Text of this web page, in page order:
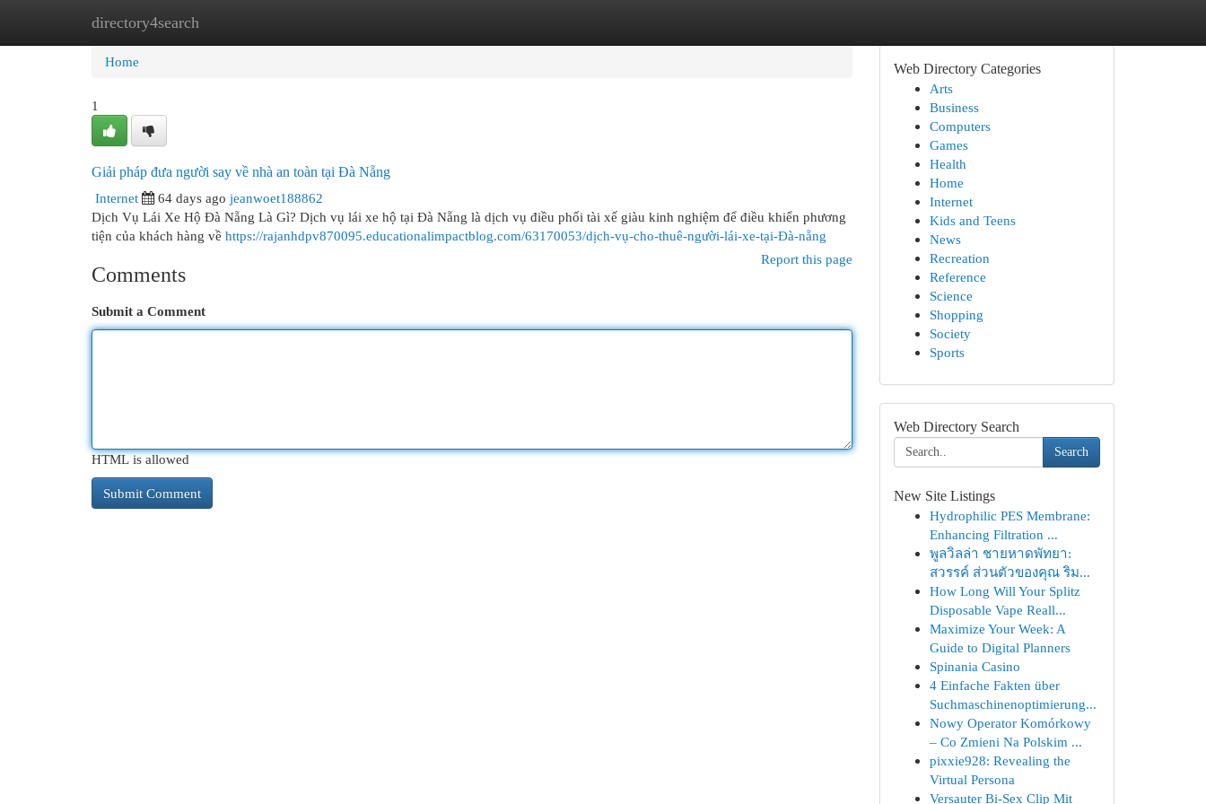
directory4search
Home New Site Listings
Home
1
Giải pháp đưa người say về nhà an toàn tại Đà Nẵng
Internet
64 days ago jeanwoet188862
Dịch Vụ Lái Xe Hộ Đà Nẵng Là Gì? Dịch vụ lái xe hộ tại Đà Nẵng là dịch vụ điều phối tài xế giàu kinh nghiệm để điều khiển phương
tiện của khách hàng về https://rajanhdpv870095.educationalimpactblog.com/63170053/dịch-vụ-cho-thuê-người-lái-xe-tại-Đà-nẵng
Report this page
Comments
Submit a Comment
HTML is allowed
Web Directory Categories
Arts
Business
Computers
Games
Health
Home
Internet
Kids and Teens
News
Recreation
Reference
Science
Shopping
Society
Sports
Web Directory Search
Search
New Site Listings
Hydrophilic PES Membrane:
Enhancing Filtration ...
พูลวิลล่า ชายหาดพัทยา:
สวรรค์ ส่วนตัวของคุณ ริม...
How Long Will Your Splitz
Disposable Vape Reall...
Maximize Your Week: A
Guide to Digital Planners
Spinania Casino
4 Einfache Fakten über
Suchmaschinenoptimierung...
Nowy Operator Komórkowy
– Co Zmieni Na Polskim ...
pixxie928: Revealing the
Virtual Persona
Versauter Bi-Sex Clip Mit